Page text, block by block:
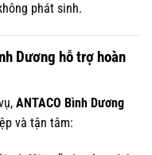
phát sinh.
Dương hỗ trợ hoàn
ANTACO Bình Dương
và tận tâm: